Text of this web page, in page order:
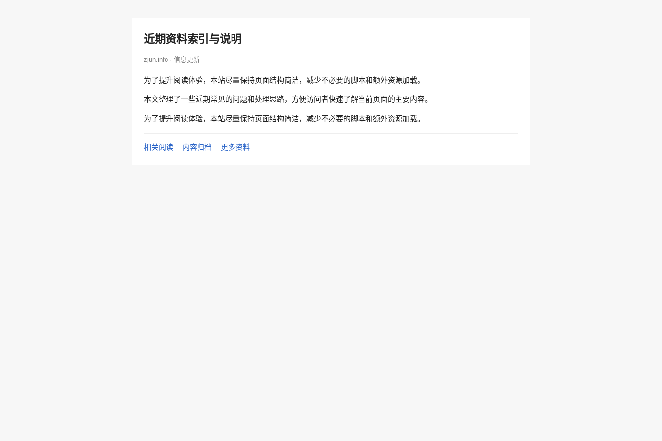
近期资料索引与说明
zjun.info · 信息更新
为了提升阅读体验，本站尽量保持页面结构简洁，减少不必要的脚本和额外资源加载。
本文整理了一些近期常见的问题和处理思路，方便访问者快速了解当前页面的主要内容。
为了提升阅读体验，本站尽量保持页面结构简洁，减少不必要的脚本和额外资源加载。
相关阅读 内容归档 更多资料